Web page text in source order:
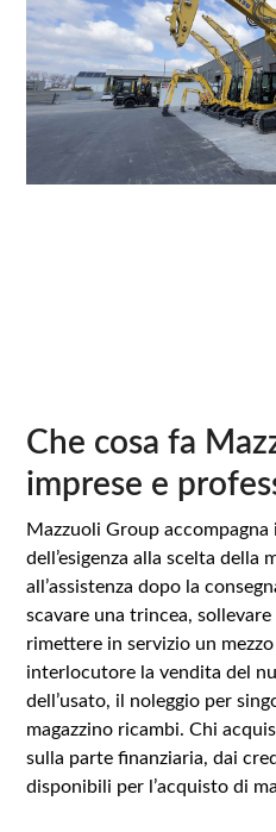
Che cosa fa
imprese e
Mazzuoli Group
dell’esigenza alla scelta della
all’assistenza dopo la
scavare una trincea,
rimettere in servizio un
interlocutore la vendita del
dell’usato, il noleggio per
magazzino ricambi. Chi
sulla parte finanziaria, dai
disponibili per l’acquisto di